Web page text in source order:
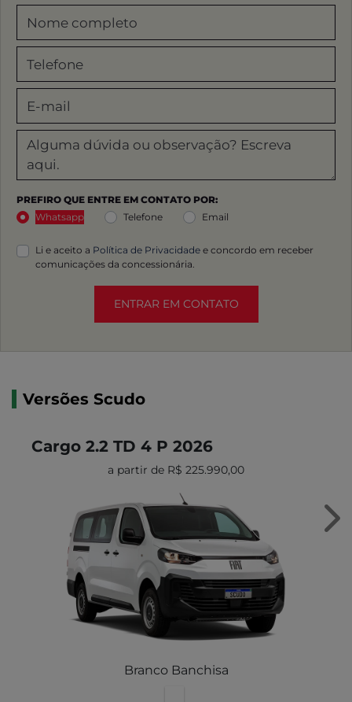
PREFIRO QUE ENTRE EM CONTATO POR:
Whatsapp
Telefone Email
Li e aceito a Política de Privacidade e concordo em receber
comunicações da concessionária.
ENTRAR EM CONTATO
Versões Scudo
Cargo 2.2 TD 4 P 2026
a partir de R$ 225.990,00
Branco Banchisa